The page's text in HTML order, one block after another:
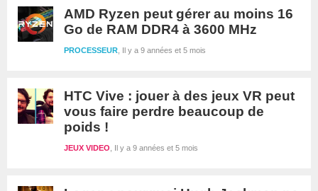
AMD Ryzen peut gérer au moins 16
Go de RAM DDR4 à 3600 MHz
Il y a 9 années et 5 mois
PROCESSEUR
HTC Vive : jouer à des jeux VR peut
vous faire perdre beaucoup de
poids !
Il y a 9 années et 5 mois
JEUX VIDEO